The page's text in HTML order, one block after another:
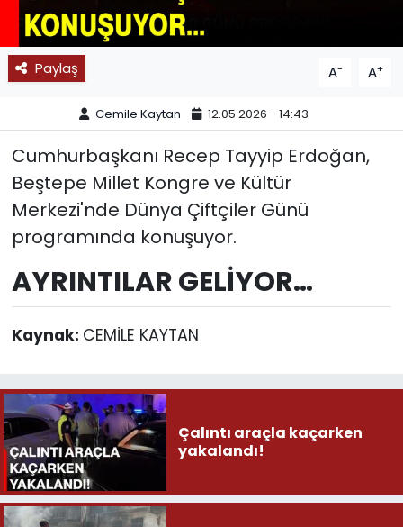
Paylaş A- A+
Cemile Kaytan 12.05.2026 - 14:43
Cumhurbaşkanı Recep Tayyip Erdoğan,
Beştepe Millet Kongre ve Kültür
Merkezi'nde Dünya Çiftçiler Günü
programında konuşuyor.
AYRINTILAR GELİYOR…
Kaynak: CEMİLE KAYTAN
Çalıntı araçla kaçarken
yakalandı!
SPOR
11:11 MANŞET